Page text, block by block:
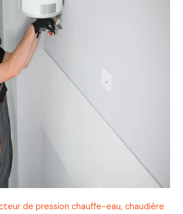
de pression chauffe-eau, chaudière